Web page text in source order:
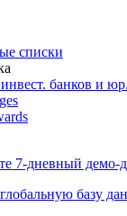
списки
банков и
7-дневный демо-
базу